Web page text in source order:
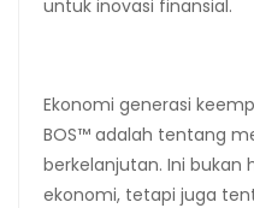
untuk inovasi finansial.
Ekonomi generasi
BOS™ adalah tentang
berkelanjutan. Ini
ekonomi, tetapi juga